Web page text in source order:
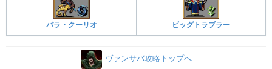
パラ・クーリオ ビッグトラブラー
ヴァンサバ攻略トップへ